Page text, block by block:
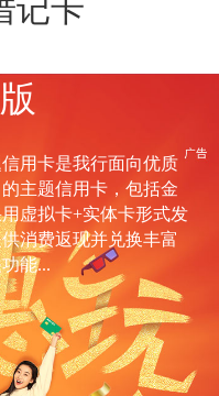
记卡
卡是我行面向优质
主题信用卡，包括金
虚拟卡+实体卡形式发
消费返现并兑换丰富
能...